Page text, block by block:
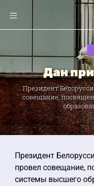
Дан
Президент
совещание,
Президент
провел совещание,
системы высшего